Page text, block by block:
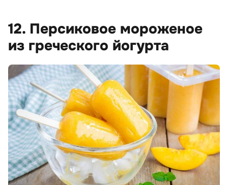
12. Персиковое мороженое
из греческого йогурта